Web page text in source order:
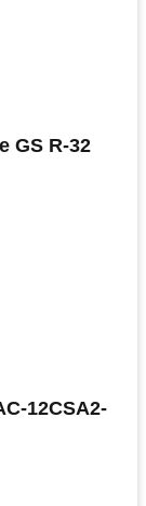
GS R-32
12CSA2-